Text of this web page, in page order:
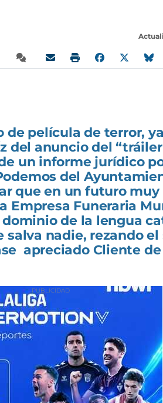
de película de terror,
del anuncio del
un informe jurídico
del
que en un futuro muy
Empresa Funeraria
de la lengua
salva nadie, rezando
apreciado Cliente